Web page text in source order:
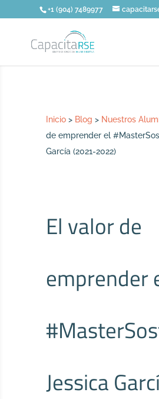
+1 (904) 7489977
Inicio > Blog > Nuestros
de emprender el
García (2021-2022)
El valor de
emprender
Jessica